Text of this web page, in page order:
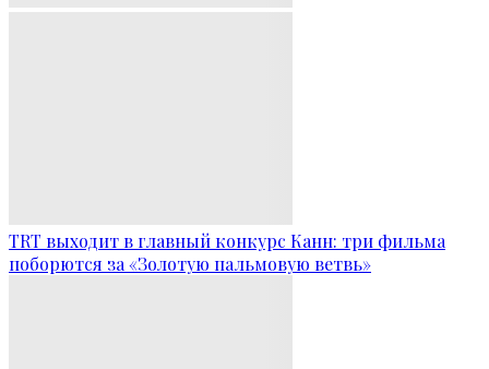
TRT выходит в главный конкурс Канн: три фильма
поборются за «Золотую пальмовую ветвь»